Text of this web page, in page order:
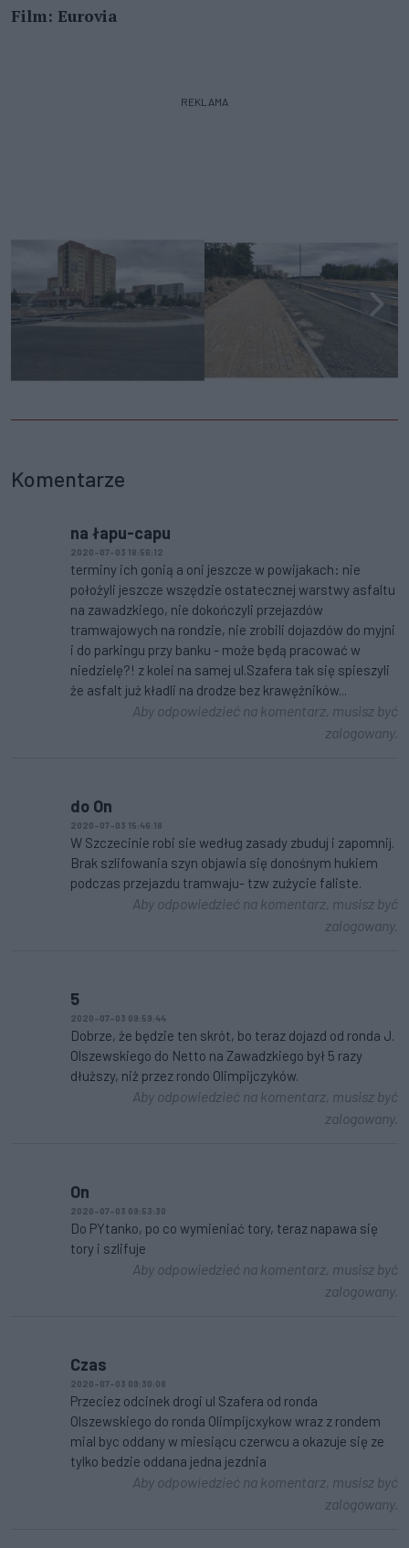
Film: Eurovia
REKLAMA
Komentarze
na łapu-capu
2020-07-03 18:56:12
terminy ich gonią a oni jeszcze w powijakach: nie
położyli jeszcze wszędzie ostatecznej warstwy asfaltu
na zawadzkiego, nie dokończyli przejazdów
tramwajowych na rondzie, nie zrobili dojazdów do myjni
i do parkingu przy banku - może będą pracować w
niedzielę?! z kolei na samej ul.Szafera tak się spieszyli
że asfalt już kładli na drodze bez krawężników...
Aby odpowiedzieć na komentarz, musisz być
zalogowany.
do On
2020-07-03 15:46:18
W Szczecinie robi sie według zasady zbuduj i zapomnij.
Brak szlifowania szyn objawia się donośnym hukiem
podczas przejazdu tramwaju- tzw zużycie faliste.
Aby odpowiedzieć na komentarz, musisz być
zalogowany.
5
2020-07-03 09:59:44
Dobrze, że będzie ten skrót, bo teraz dojazd od ronda J.
Olszewskiego do Netto na Zawadzkiego był 5 razy
dłuższy, niż przez rondo Olimpijczyków.
Aby odpowiedzieć na komentarz, musisz być
zalogowany.
On
2020-07-03 09:53:30
Do PYtanko, po co wymieniać tory, teraz napawa się
tory i szlifuje
Aby odpowiedzieć na komentarz, musisz być
zalogowany.
Czas
2020-07-03 09:30:08
Przeciez odcinek drogi ul Szafera od ronda
Olszewskiego do ronda Olimpijcxykow wraz z rondem
mial byc oddany w miesiącu czerwcu a okazuje się ze
tylko bedzie oddana jedna jezdnia
Aby odpowiedzieć na komentarz, musisz być
zalogowany.